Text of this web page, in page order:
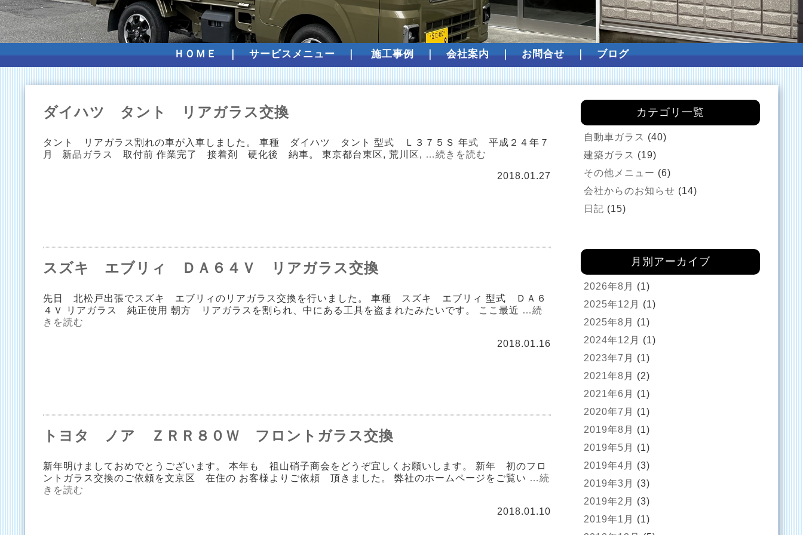
ＨＯＭＥ｜サービスメニュー｜施工事例｜会社案内｜お問合せ｜ブログ
ダイハツ タント リアガラス交換
タント リアガラス割れの車が入車しました。 車種 ダイハツ タント 型式 Ｌ３７５Ｓ 年式 平成２４年７
月 新品ガラス 取付前 作業完了 接着剤 硬化後 納車。 東京都台東区, 荒川区, …続きを読む
2018.01.27
スズキ エブリィ ＤＡ６４Ｖ リアガラス交換
先日 北松戸出張でスズキ エブリィのリアガラス交換を行いました。 車種 スズキ エブリィ 型式 ＤＡ６
４Ｖ リアガラス 純正使用 朝方 リアガラスを割られ、中にある工具を盗まれたみたいです。 ここ最近 …続
きを読む
2018.01.16
トヨタ ノア ＺＲＲ８０Ｗ フロントガラス交換
新年明けましておめでとうございます。 本年も 祖山硝子商会をどうぞ宜しくお願いします。 新年 初のフロ
ントガラス交換のご依頼を文京区 在住の お客様よりご依頼 頂きました。 弊社のホームページをご覧い …続
きを読む
2018.01.10
カテゴリ一覧
自動車ガラス (40)
建築ガラス (19)
その他メニュー (6)
会社からのお知らせ (14)
日記 (15)
月別アーカイブ
2026年8月
(1)
2025年12月
(1)
2025年8月
(1)
2024年12月
(1)
2023年7月
(1)
2021年8月
(2)
2021年6月
(1)
2020年7月
(1)
2019年8月
(1)
2019年5月
(1)
2019年4月
(3)
2019年3月
(3)
2019年2月
(3)
2019年1月
(1)